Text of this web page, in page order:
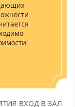
ВХОД В ЗАЛ